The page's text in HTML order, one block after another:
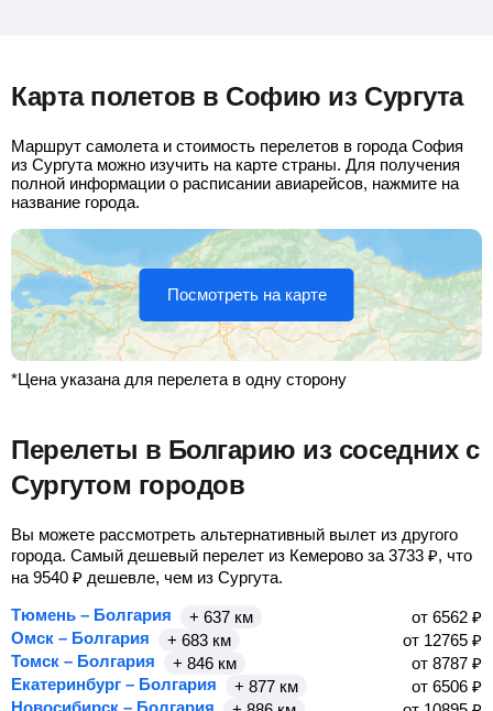
Карта полетов в Софию из Сургута
Маршрут самолета и стоимость перелетов в города София
из Сургута можно изучить на карте страны. Для получения
полной информации о расписании авиарейсов, нажмите на
название города.
Посмотреть на карте
*Цена указана для перелета в одну сторону
Перелеты в Болгарию из соседних с
Сургутом городов
Вы можете рассмотреть альтернативный вылет из другого
города. Самый дешевый перелет из Кемерово за 3733 ₽, что
на 9540 ₽ дешевле, чем из Сургута.
Тюмень – Болгария
+ 637 км от 6562 ₽
Омск – Болгария
+ 683 км от 12765 ₽
Томск – Болгария
+ 846 км от 8787 ₽
Екатеринбург – Болгария
+ 877 км от 6506 ₽
Новосибирск – Болгария